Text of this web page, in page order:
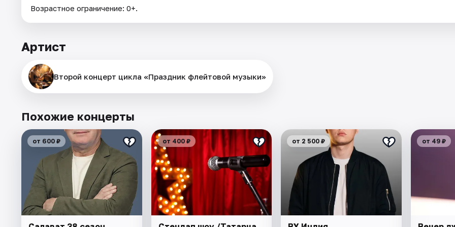
Возрастное ограничение: 0+.
Артист
Второй концерт цикла «Праздник флейтовой музыки»
Похожие концерты
от 600 ₽ от 400 ₽ от 2 500 ₽ от 49 ₽